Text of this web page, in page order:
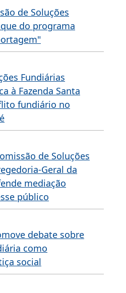
de Soluções
do programa
Fundiárias
à Fazenda Santa
fundiário no
de Soluções
Geral da
mediação
público
debate sobre
como
social